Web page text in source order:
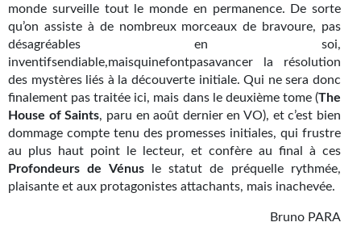
Le prix des lecteurs
GOODIES
Goodies Gotland
Tirages d’art Une Heure-Lumière
PLUS
À paraître
monde surveille tout le monde en permanence. De sorte
qu’on assiste à de nombreux morceaux de bravoure, pas
désagréables en soi,
inventifsendiable,maisquinefontpasavancer la résolution
des mystères liés à la découverte initiale. Qui ne sera donc
finalement pas traitée ici, mais dans le deuxième tome (The
House of Saints, paru en août dernier en VO), et c’est bien
dommage compte tenu des promesses initiales, qui frustre
au plus haut point le lecteur, et confère au final à ces
Profondeurs de Vénusle statut de préquelle rythmée,
plaisante et aux protagonistes attachants, mais inachevée.
Bruno PARA